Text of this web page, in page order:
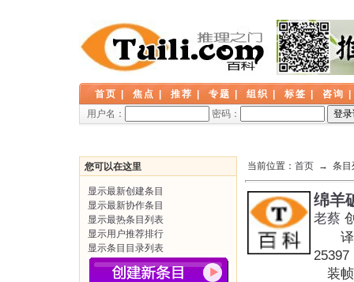
首页 焦点 推荐 专题 组织 标签 咨询
用户名：
密码：
您可以在这里
显示最新创建条目
显示最新协作条目
显示最热条目列表
显示用户推荐排行
显示条目目录列表
当前位置： 首页 → 条目
绵羊
老蔡
译
装